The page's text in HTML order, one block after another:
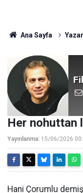
Ana Sayfa
Her nohuttan
Yayınlanma: 15/06/2026
Hani Çorumlu